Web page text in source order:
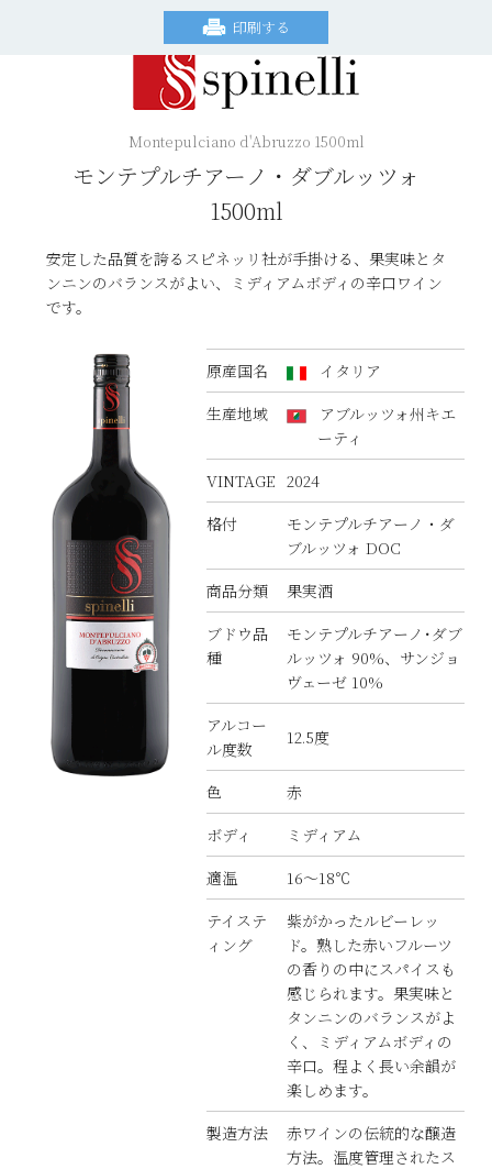
印刷する
Montepulciano d'Abruzzo 1500ml
モンテプルチアーノ・ダブルッツォ
1500ml
安定した品質を誇るスピネッリ社が手掛ける、果実味とタ
ンニンのバランスがよい、ミディアムボディの辛口ワイン
です。
原産国名
イタリア
生産地域
アブルッツォ州キエ
ーティ
VINTAGE 2024
格付
モンテプルチアーノ・ダ
ブルッツォ DOC
商品分類
果実酒
ブドウ品
種
モンテプルチアーノ･ダブ
ルッツォ 90%、サンジョ
ヴェーゼ 10%
アルコー
ル度数
12.5度
色
赤
ボディ
ミディアム
適温
16〜18℃
テイステ
ィング
紫がかったルビーレッ
ド。熟した赤いフルーツ
の香りの中にスパイスも
感じられます。果実味と
タンニンのバランスがよ
く、ミディアムボディの
辛口。程よく長い余韻が
楽しめます。
製造方法
赤ワインの伝統的な醸造
方法。温度管理されたス